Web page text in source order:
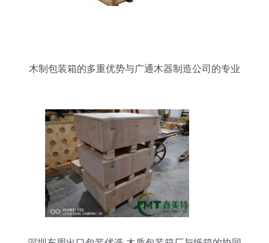
木制包装箱的多重优势与广通木器制造公司的专业